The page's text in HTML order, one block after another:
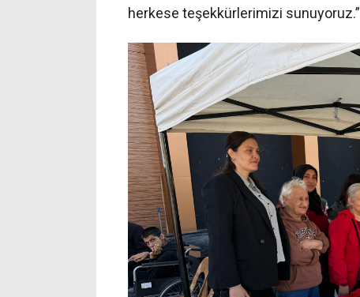
herkese teşekkürlerimizi sunuyoruz.”